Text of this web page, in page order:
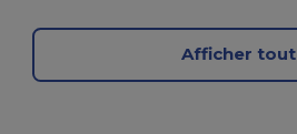
Afficher tout